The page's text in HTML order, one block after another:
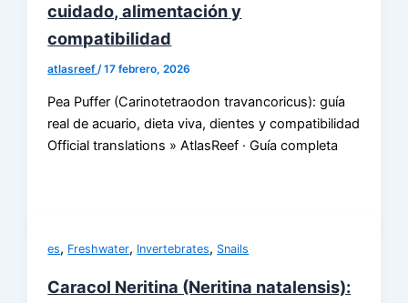
cuidado, alimentación y
compatibilidad
atlasreef/17 febrero, 2026
Pea Puffer (Carinotetraodon travancoricus): guía
real de acuario, dieta viva, dientes y compatibilidad
Official translations » AtlasReef · Guía completa
es, Freshwater, Invertebrates, Snails
Caracol Neritina (Neritina natalensis):